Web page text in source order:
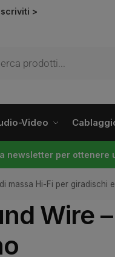
>
Video
newsletter per ottenere
massa Hi-Fi per giradischi
Wire